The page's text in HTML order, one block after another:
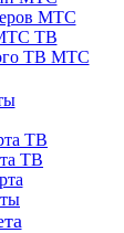
МТС
МТС ТВ
ТВ МТС
ТВ
ТВ